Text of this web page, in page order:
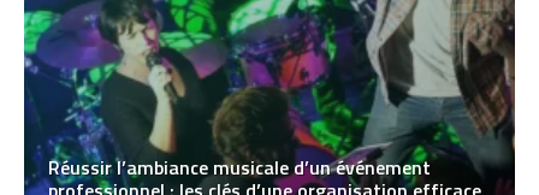
Réussir l’ambiance musicale d’un événement